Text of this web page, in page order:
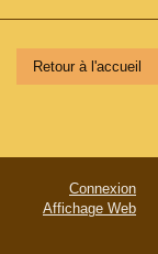
Retour à l'accueil
Connexion
Affichage Web